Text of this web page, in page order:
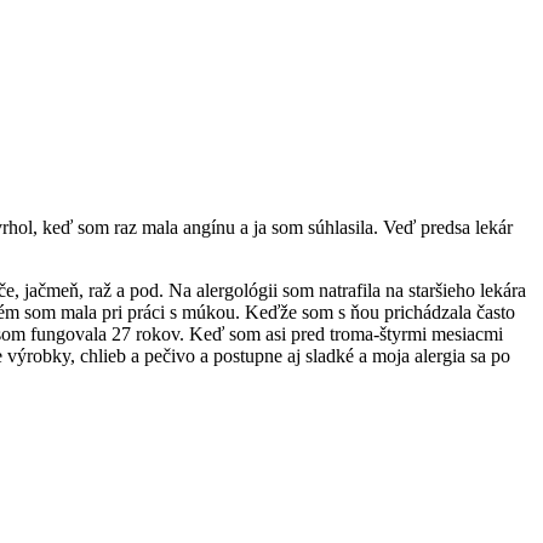
keď som raz mala angínu a ja som súhlasila. Veď predsa lekár
jačmeň, raž a pod. Na alergológii som natrafila na staršieho lekára
som mala pri práci s múkou. Keďže som s ňou prichádzala často
fungovala 27 rokov. Keď som asi pred troma-štyrmi mesiacmi
chlieb a pečivo a postupne aj sladké a moja alergia sa po